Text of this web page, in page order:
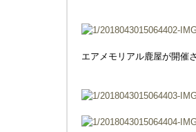
エアメモリアル鹿屋が開催